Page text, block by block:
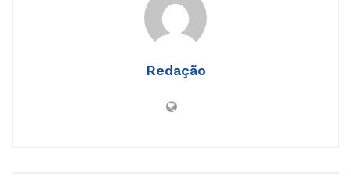
Redação